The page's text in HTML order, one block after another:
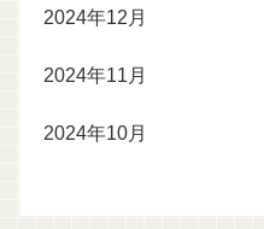
2024年12月
2024年11月
2024年10月